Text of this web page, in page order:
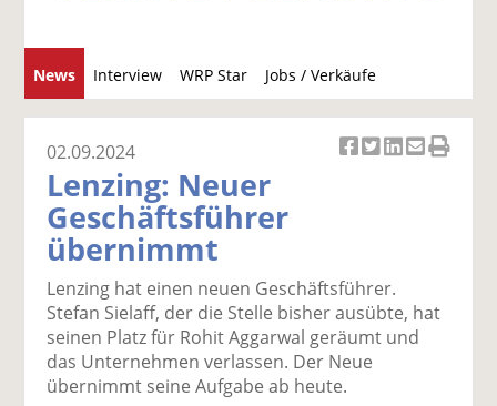
News Interview WRP Star Jobs / Verkäufe
u
c
uf
F
ac
e
b
wi
tt
er
n
uf
Li
n
E
m
ck
02.09.2024
Lenzing: Neuer
Geschäftsführer
übernimmt
Lenzing hat einen neuen Geschäftsführer.
Stefan Sielaff, der die Stelle bisher ausübte, hat
seinen Platz für Rohit Aggarwal geräumt und
das Unternehmen verlassen. Der Neue
übernimmt seine Aufgabe ab heute.